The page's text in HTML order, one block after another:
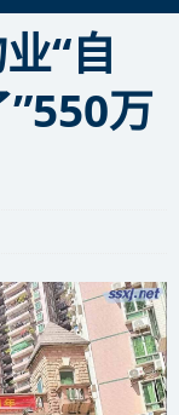
“自
万